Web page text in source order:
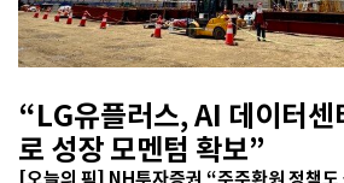
“LG유플러스, AI 데이터센
로 성장 모멘텀 확보”